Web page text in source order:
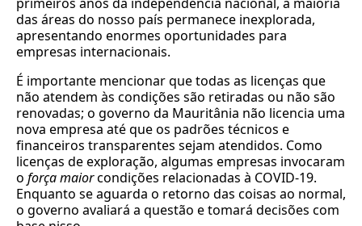
das áreas do nosso país permanece inexplorada,
apresentando enormes oportunidades para
empresas internacionais.
É importante mencionar que todas as licenças que
não atendem às condições são retiradas ou não são
renovadas; o governo da Mauritânia não licencia uma
nova empresa até que os padrões técnicos e
financeiros transparentes sejam atendidos. Como
licenças de exploração, algumas empresas invocaram
o força maiorcondições relacionadas à COVID-19.
Enquanto se aguarda o retorno das coisas ao normal,
o governo avaliará a questão e tomará decisões com